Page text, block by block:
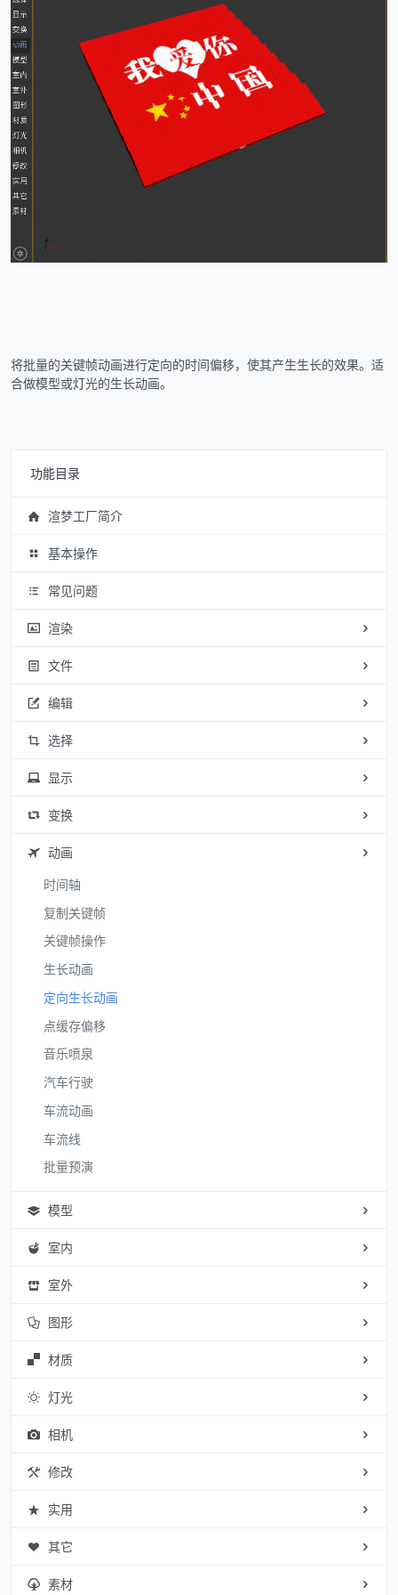
将批量的关键帧动画进行定向的时间偏移，使其产生生长的效果。适
合做模型或灯光的生长动画。
功能目录
渲梦工厂简介
基本操作
常见问题
渲染
文件
编辑
选择
显示
变换
动画
时间轴
复制关键帧
关键帧操作
生长动画
定向生长动画
点缓存偏移
音乐喷泉
汽车行驶
车流动画
车流线
批量预演
模型
室内
室外
图形
材质
灯光
相机
修改
实用
其它
素材